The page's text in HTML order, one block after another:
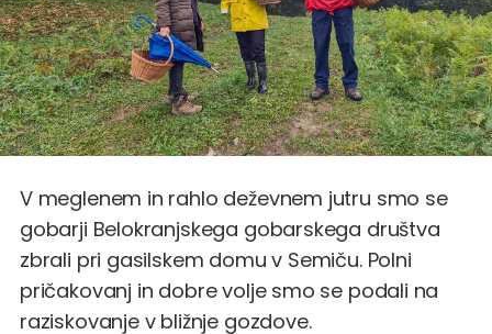
V meglenem in rahlo deževnem jutru smo se
gobarji Belokranjskega gobarskega društva
zbrali pri gasilskem domu v Semiču. Polni
pričakovanj in dobre volje smo se podali na
raziskovanje v bližnje gozdove.